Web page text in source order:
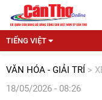
TIẾNG VIỆT
VĂN HÓA - GIẢI TRÍ >
18/05/2026 - 08:26